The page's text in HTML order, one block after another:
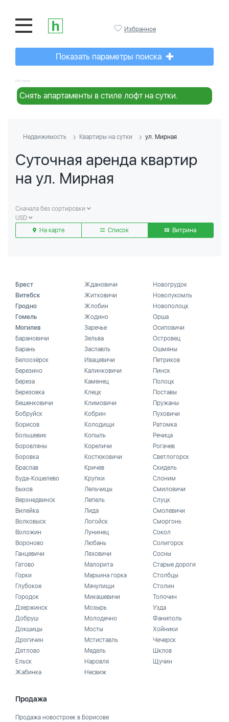
Избранное
Показать параметры поиска
Реклама:
Снять апартаменты в стиле лофт на сутки.
Недвижимость Квартиры на сутки ул. Мирная
Суточная аренда квартир
на ул. Мирная
Сначала без сортировки
USD
На карте
Список Витрина
Брест
Витебск
Гродно
Гомель
Могилев
Барановичи
Барань
Белоозёрск
Березино
Береза
Березовка
Бешенковичи
Бобруйск
Борисов
Большевик
Боровляны
Боровка
Браслав
Буда-Кошелево
Быхов
Верхнедвинск
Вилейка
Волковыск
Воложин
Вороново
Ганцевичи
Гатово
Горки
Глубокое
Городок
Дзержинск
Добруш
Докшицы
Дрогичин
Дятлово
Ельск
Жабинка
Ждановичи
Житковичи
Жлобин
Жодино
Заречье
Зельва
Заславль
Ивацевичи
Калинковичи
Каменец
Клецк
Климовичи
Кобрин
Колодищи
Копыль
Кореличи
Костюковичи
Кричев
Крупки
Лельчицы
Лепель
Лида
Логойск
Лунинец
Любань
Ляховичи
Малорита
Марьина горка
Мачулищи
Микашевичи
Мозырь
Молодечно
Мосты
Мстиставль
Мядель
Наровля
Несвиж
Новогрудок
Новолукомль
Новополоцк
Орша
Осиповичи
Островец
Ошмяны
Петриков
Пинск
Полоцк
Поставы
Пружаны
Пуховичи
Ратомка
Речица
Рогачев
Светлогорск
Скидель
Слоним
Смиловичи
Слуцк
Смолевичи
Сморгонь
Сокол
Солигорск
Сосны
Старые дороги
Столбцы
Столин
Толочин
Узда
Фаниполь
Хойники
Чечерск
Шклов
Щучин
Продажа
Продажа новостроек в Борисове